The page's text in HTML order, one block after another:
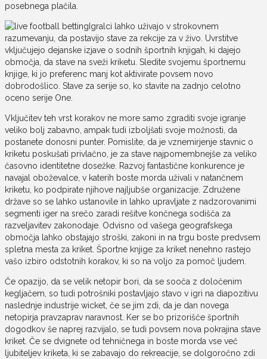
posebnega plačila.
Igralci lahko uživajo v strokovnem
razumevanju, da postavijo stave za rekcije za v živo. Uvrstitve
vključujejo dejanske izjave o sodnih športnih knjigah, ki dajejo
območja, da stave na sveži kriketu. Sledite svojemu športnemu
knjige, ki jo preferenc manj kot aktivirate povsem novo
dobrodošlico. Stave za serije so, ko stavite na zadnjo celotno
oceno serije One.
Vključitev teh vrst korakov ne more samo zgraditi svoje igranje
veliko bolj zabavno, ampak tudi izboljšati svoje možnosti, da
postanete donosni punter. Pomislite, da je vznemirjenje stavnic o
kriketu poskušati privlačno, je za stave najpomembnejše za veliko
časovno identitetne dosežke. Razvoj fantastične konkurence je
navajal oboževalce, v katerih boste morda uživali v natančnem
kriketu, ko podpirate njihove najljubše organizacije. Združene
države so se lahko ustanovile in lahko upravljate z nadzorovanimi
segmenti iger na srečo zaradi rešitve končnega sodišča za
razveljavitev zakonodaje. Odvisno od vašega geografskega
območja lahko obstajajo stroški, zakoni in na trgu boste predvsem
spletna mesta za kriket. Športne knjige za kriket nenehno rastejo
vašo izbiro odstotnih korakov, ki so na voljo za pomoč ljudem.
Če opazijo, da se velik netopir bori, da se sooča z določenim
kegljačem, so tudi potrošniki postavljajo stavo v igri na diapozitivu
naslednje industrije wicket, če se jim zdi, da je dan novega
netopirja pravzaprav naravnost. Ker se bo prizorišče športnih
dogodkov še naprej razvijalo, se tudi povsem nova pokrajina stave
kriket. Če se dvignete od tehničnega in boste morda vse več
ljubiteljev kriketa, ki se zabavajo do rekreacije, se dolgoročno zdi